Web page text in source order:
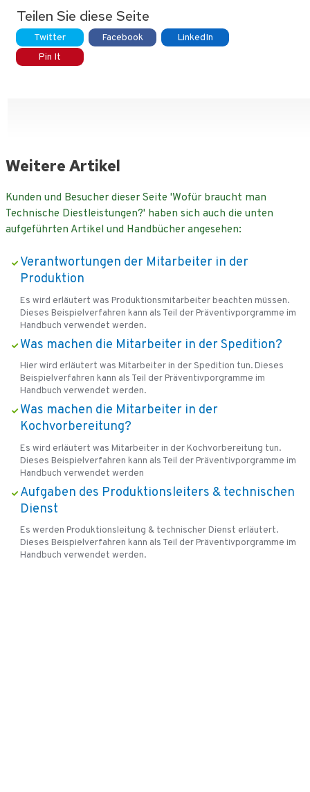
Teilen Sie diese Seite
Twitter Facebook
LinkedIn
Pin It
Weitere Artikel
Kunden und Besucher dieser Seite 'Wofür braucht man
Technische Diestleistungen?' haben sich auch die unten
aufgeführten Artikel und Handbücher angesehen:
Verantwortungen der Mitarbeiter in der
Produktion
Es wird erläutert was Produktionsmitarbeiter beachten müssen.
Dieses Beispielverfahren kann als Teil der Präventivporgramme im
Handbuch verwendet werden.
Was machen die Mitarbeiter in der Spedition?
Hier wird erläutert was Mitarbeiter in der Spedition tun. Dieses
Beispielverfahren kann als Teil der Präventivporgramme im
Handbuch verwendet werden.
Was machen die Mitarbeiter in der
Kochvorbereitung?
Es wird erläutert was Mitarbeiter in der Kochvorbereitung tun.
Dieses Beispielverfahren kann als Teil der Präventivporgramme im
Handbuch verwendet werden
Aufgaben des Produktionsleiters & technischen
Dienst
Es werden Produktionsleitung & technischer Dienst erläutert.
Dieses Beispielverfahren kann als Teil der Präventivporgramme im
Handbuch verwendet werden.